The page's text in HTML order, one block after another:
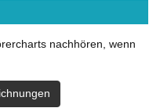
nachhören, wenn